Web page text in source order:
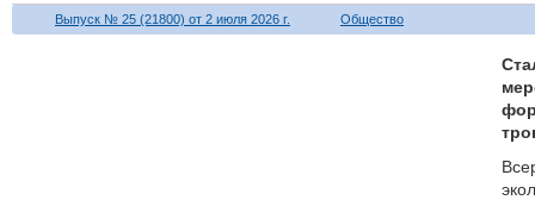
Выпуск № 25 (21800) от 2 июля 2026 г. Общество